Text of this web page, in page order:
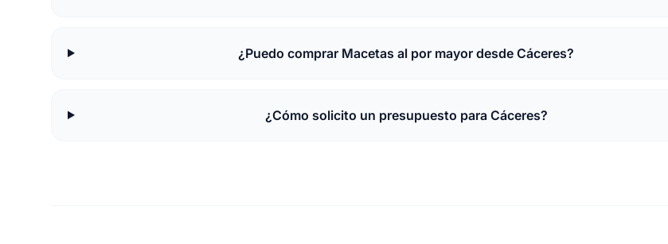
¿Puedo comprar Macetas al por mayor desde Cáceres?
¿Cómo solicito un presupuesto para Cáceres?